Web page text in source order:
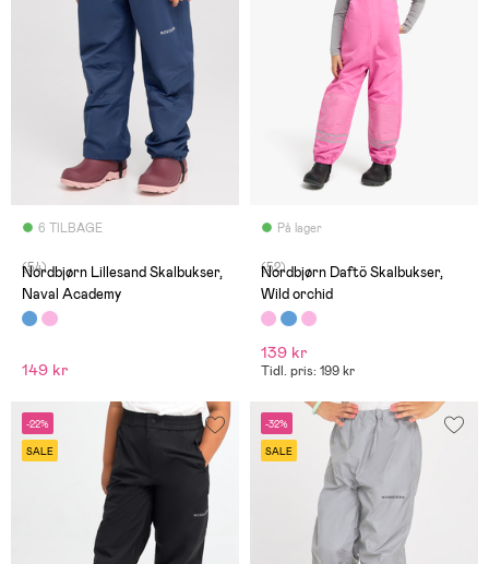
6 TILBAGE
(54)
Nordbjørn Lillesand Skalbukser,
Naval Academy
149 kr
På lager
(52)
Nordbjørn Daftö Skalbukser,
Wild orchid
139 kr
Tidl. pris: 199 kr
-22%
SALE
-32%
SALE